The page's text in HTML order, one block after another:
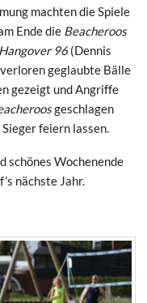
machten die Spiele
Ende die Beacheroos
Hangover 96 (Dennis
geglaubte Bälle
gezeigt und Angriffe
geschlagen
feiern lassen.
schönes Wochenende
nächste Jahr.